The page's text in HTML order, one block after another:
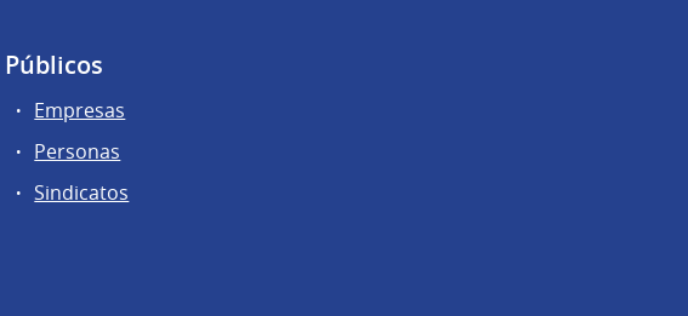
Públicos
Empresas
Personas
Sindicatos